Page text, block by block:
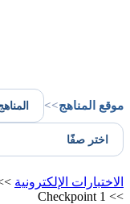
موقع المناهج>>
الاختبارات الإلكترونية >>
>>
Checkpoint 1